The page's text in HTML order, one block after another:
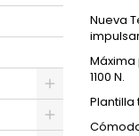
Nueva
1100 N.